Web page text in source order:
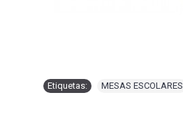
Etiquetas: MESAS ESCOLARES